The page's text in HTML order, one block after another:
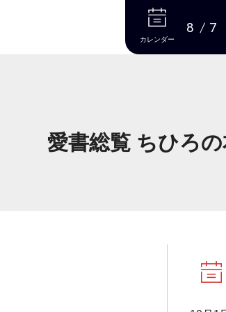
本文へ
カレンダー
8 7
愛書総覧 ちひろの